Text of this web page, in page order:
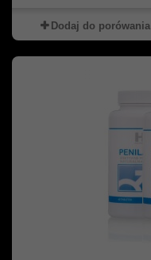
Dodaj do porówania